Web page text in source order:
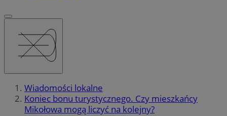
Wiadomości lokalne
Koniec bonu turystycznego. Czy mieszkańcy
Mikołowa mogą liczyć na kolejny?